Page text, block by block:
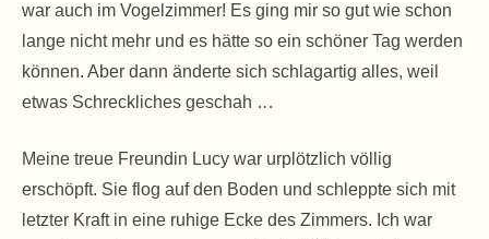
war auch im Vogelzimmer! Es ging mir so gut wie schon
lange nicht mehr und es hätte so ein schöner Tag werden
können. Aber dann änderte sich schlagartig alles, weil
etwas Schreckliches geschah …
Meine treue Freundin Lucy war urplötzlich völlig
erschöpft. Sie flog auf den Boden und schleppte sich mit
letzter Kraft in eine ruhige Ecke des Zimmers. Ich war